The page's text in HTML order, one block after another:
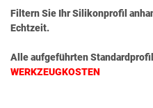
Filtern Sie Ihr Silikonprofil
Echtzeit.
Alle aufgeführten
WERKZEUGKOSTEN